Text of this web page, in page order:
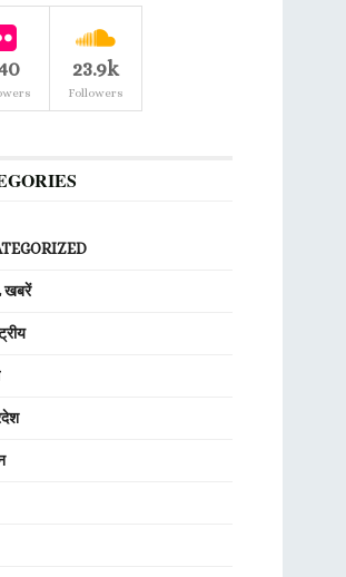
23.9k
Followers
खबरें